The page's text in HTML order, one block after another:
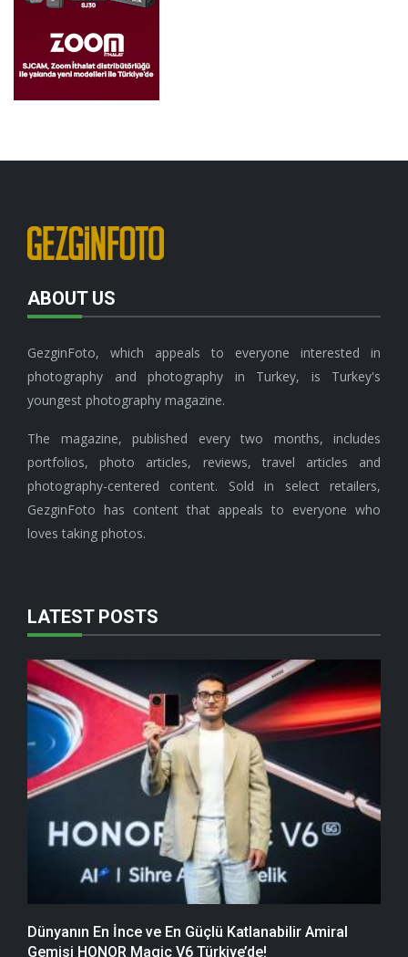
ABOUT US
GezginFoto, which appeals to everyone interested in
photography and photography in Turkey, is Turkey's
youngest photography magazine.
The magazine, published every two months, includes
portfolios, photo articles, reviews, travel articles and
photography-centered content. Sold in select retailers,
GezginFoto has content that appeals to everyone who
loves taking photos.
LATEST POSTS
Dünyanın En İnce ve En Güçlü Katlanabilir Amiral
Gemisi HONOR Magic V6 Türkiye’de!